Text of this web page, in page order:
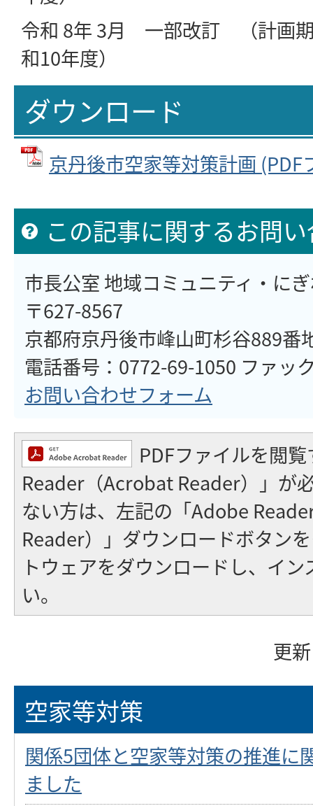
令和 8年 3月 一部改訂 （計画
和10年度）
ダウンロード
京丹後市空家等対策計画 (PDF
この記事に関するお問
市長公室 地域コミュニティ・に
〒627-8567
京都府京丹後市峰山町杉谷889番
電話番号：0772-69-1050 ファッ
お問い合わせフォーム
PDFファイルを閲
Reader（Acrobat Reader）」が
ない方は、左記の「Adobe
Reader）」ダウンロードボタン
トウェアをダウンロードし、イ
い。
更
空家等対策
関係5団体と空家等対策の推進に
ました